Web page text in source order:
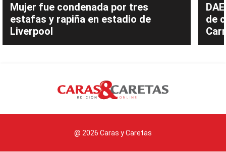
Mujer fue condenada por tres
estafas y rapiña en estadio de
Liverpool
de
@ 2026 Caras y Caretas